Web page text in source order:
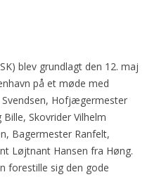
blev grundlagt den 12. maj
på et møde med
Hofjægermester
Skovrider Vilhelm
Bagermester Ranfelt,
Løjtnant Hansen fra Høng.
forestille sig den gode